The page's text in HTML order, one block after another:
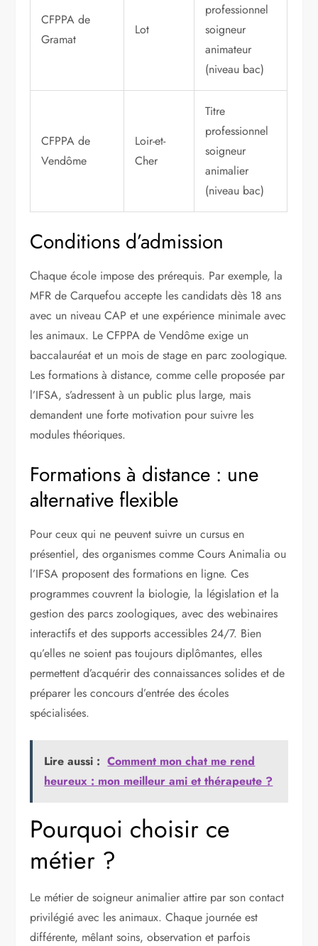
CFPPA de
Gramat
Lot
professionnel
soigneur
animateur
(niveau bac)
CFPPA de
Vendôme
Loir-et-
Cher
Titre
professionnel
soigneur
animalier
(niveau bac)
Conditions d’admission
Chaque école impose des prérequis. Par exemple, la
MFR de Carquefou accepte les candidats dès 18 ans
avec un niveau CAP et une expérience minimale avec
les animaux. Le CFPPA de Vendôme exige un
baccalauréat et un mois de stage en parc zoologique.
Les formations à distance, comme celle proposée par
l’IFSA, s’adressent à un public plus large, mais
demandent une forte motivation pour suivre les
modules théoriques.
Formations à distance : une
alternative flexible
Pour ceux qui ne peuvent suivre un cursus en
présentiel, des organismes comme Cours Animalia ou
l’IFSA proposent des formations en ligne. Ces
programmes couvrent la biologie, la législation et la
gestion des parcs zoologiques, avec des webinaires
interactifs et des supports accessibles 24/7. Bien
qu’elles ne soient pas toujours diplômantes, elles
permettent d’acquérir des connaissances solides et de
préparer les concours d’entrée des écoles
spécialisées.
Lire aussi : Comment mon chat me rend
heureux : mon meilleur ami et thérapeute ?
Pourquoi choisir ce
métier ?
Le métier de soigneur animalier attire par son contact
privilégié avec les animaux. Chaque journée est
différente, mêlant soins, observation et parfois